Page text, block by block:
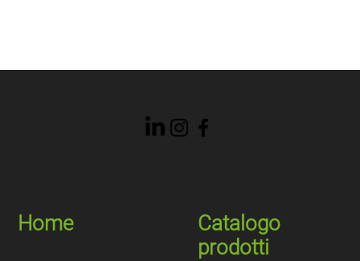
Home
Catalogo
prodotti